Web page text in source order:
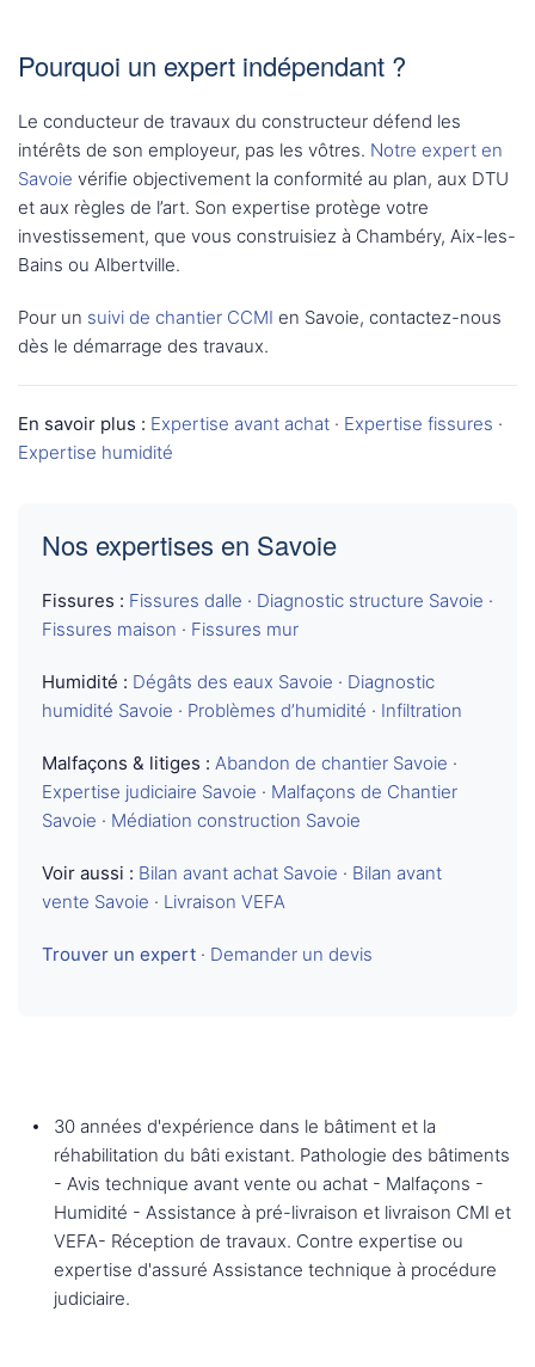
Pourquoi un expert indépendant ?
Le conducteur de travaux du constructeur défend les
intérêts de son employeur, pas les vôtres. Notre expert en
Savoie vérifie objectivement la conformité au plan, aux DTU
et aux règles de l’art. Son expertise protège votre
investissement, que vous construisiez à Chambéry, Aix-les-
Bains ou Albertville.
Pour un suivi de chantier CCMI en Savoie, contactez-nous
dès le démarrage des travaux.
En savoir plus : Expertise avant achat · Expertise fissures ·
Expertise humidité
Nos expertises en Savoie
Fissures : Fissures dalle · Diagnostic structure Savoie ·
Fissures maison · Fissures mur
Humidité : Dégâts des eaux Savoie · Diagnostic
humidité Savoie · Problèmes d’humidité · Infiltration
Malfaçons & litiges : Abandon de chantier Savoie ·
Expertise judiciaire Savoie · Malfaçons de Chantier
Savoie · Médiation construction Savoie
Voir aussi : Bilan avant achat Savoie · Bilan avant
vente Savoie · Livraison VEFA
Trouver un expert · Demander un devis
30 années d'expérience dans le bâtiment et la
réhabilitation du bâti existant. Pathologie des bâtiments
- Avis technique avant vente ou achat - Malfaçons -
Humidité - Assistance à pré-livraison et livraison CMI et
VEFA- Réception de travaux. Contre expertise ou
expertise d'assuré Assistance technique à procédure
judiciaire.